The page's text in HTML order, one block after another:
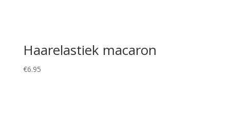
Haarelastiek macaron
€6.95